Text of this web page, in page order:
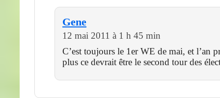
Gene
12 mai 2011 à 1 h 45 min
C’est toujours le 1er WE de mai, et l’an
plus ce devrait être le second tour des